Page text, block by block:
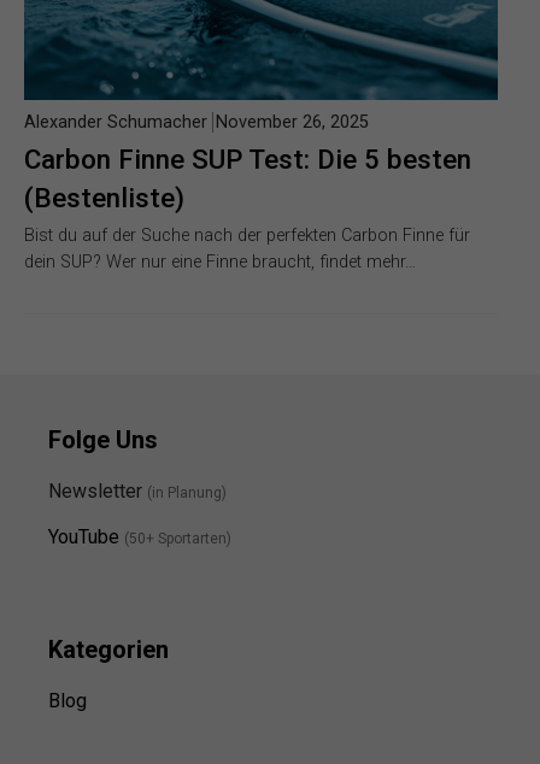
Carbon Finne SUP Test: Die 5 besten
(Bestenliste)
Alexander Schumacher November 26, 2025
Bist du auf der Suche nach der perfekten Carbon Finne für
dein SUP? Wer nur eine Finne braucht, findet mehr…
Folge Uns
Newsletter (in Planung)
YouTube (50+ Sportarten)
Kategorien
Blog